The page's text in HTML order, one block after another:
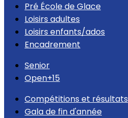
Pré École de Glace
Loisirs adultes
Loisirs enfants/ados
Encadrement
Senior
Open+15
Compétitions et résultats
Gala de fin d'année